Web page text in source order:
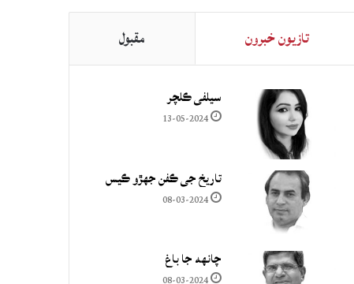
تازيون خبرون مقبول
سيلفي ڪلچر
13-05-2024
تاريخ جي ڪفن جھڙو ڪيس
08-03-2024
چانهه جا باغ